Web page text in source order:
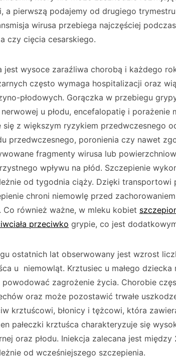
a pierwszą podajemy od drugiego
wirusa przebiega najczęściej
czy cięcia cesarskiego.
jest wysoce zaraźliwa chorobą i każdego
często wymaga hospitalizacji oraz
płodowych. Gorączka w przebiegu
u płodu, encefalopatię i
się z większym ryzykiem przedwczesnego
przedwczesnego, poronienia czy nawet
fragmenty wirusa lub
wpływu na płód. Szczepienie
od tygodnia ciąży. Dzięki transportowi
chroni niemowlę przed
Co również ważne, w mleku kobiet
przeciwko grypie, co jest
ostatnich lat obserwowany jest wzrost
u niemowląt. Krztusiec u małego
powodować zagrożenie życia. Chorobie
oraz może pozostawić trwałe
krztuścowi, błonicy i tężcowi, która
pałeczki krztuśca charakteryzuje się
oraz płodu. Iniekcja zalecana jest
od wcześniejszego szczepienia.